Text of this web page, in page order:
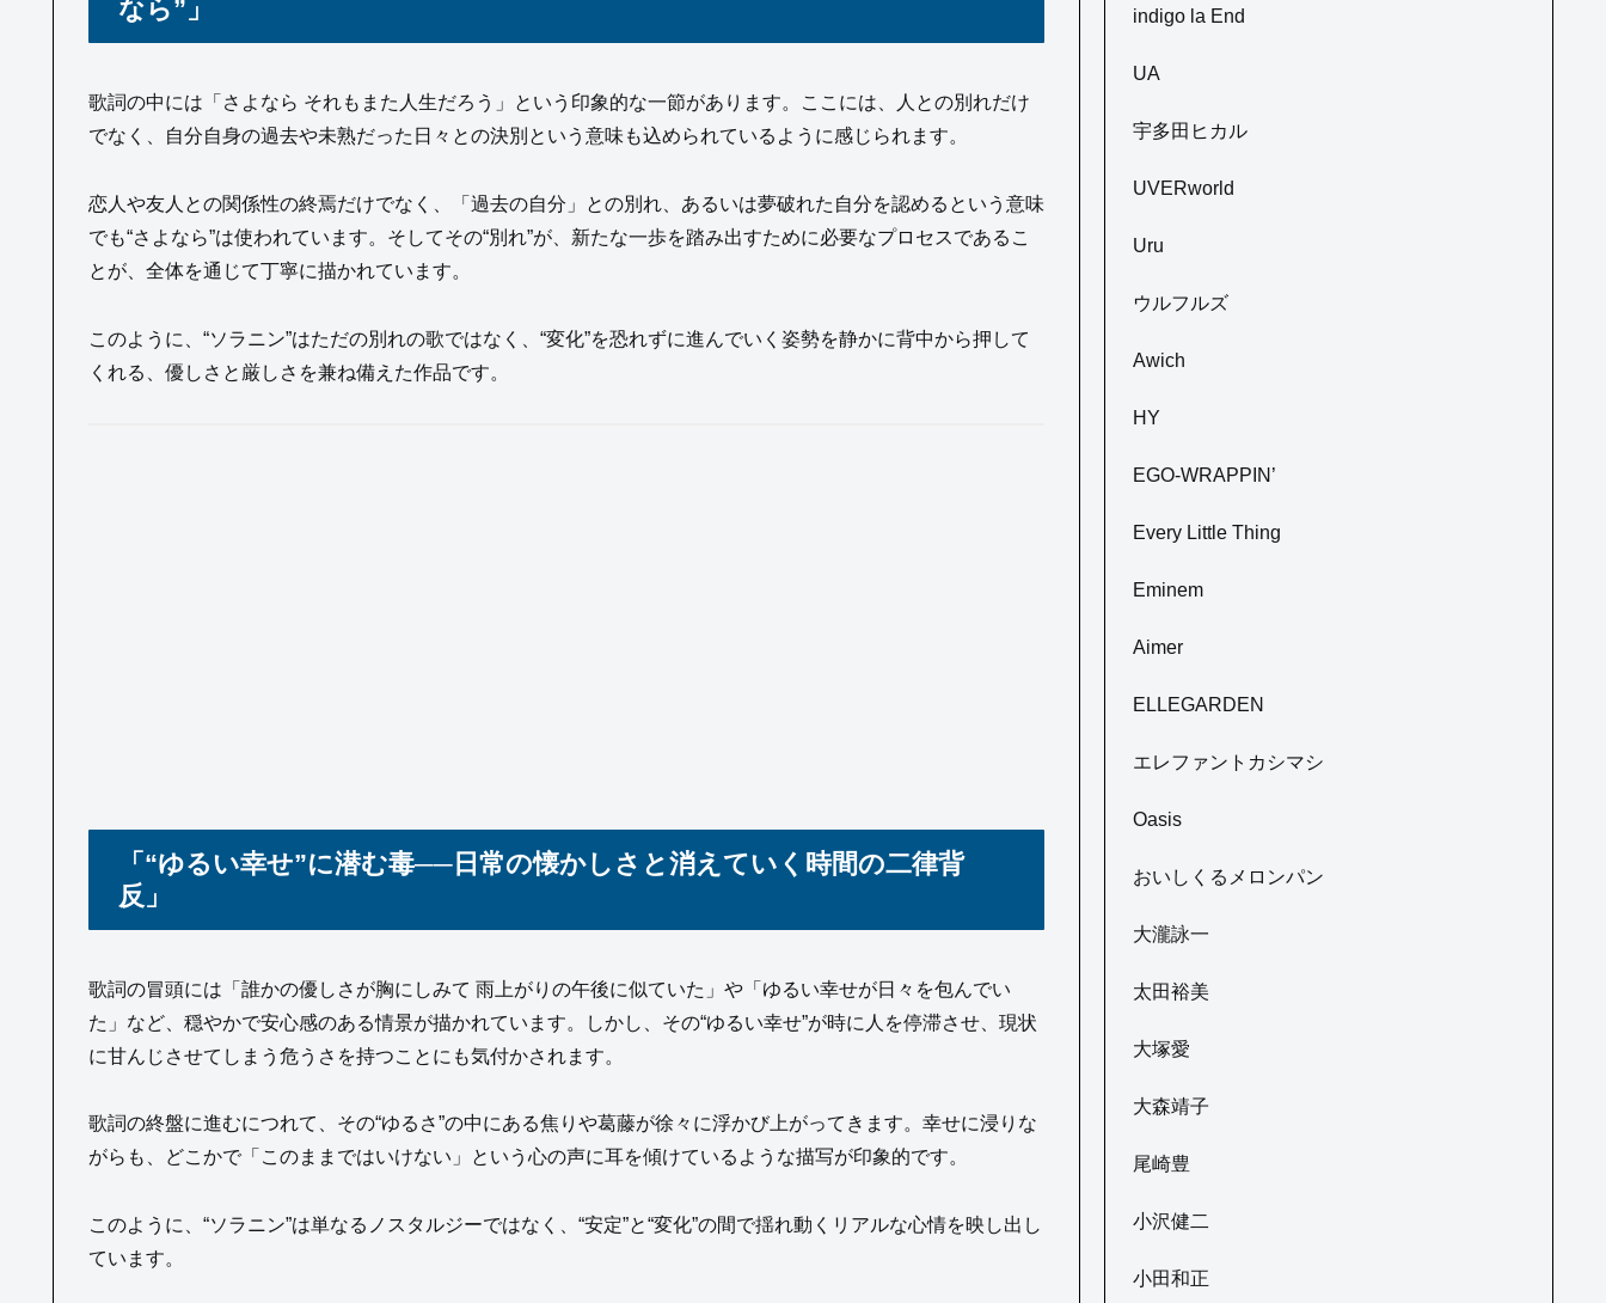
なら”」
歌詞の中には「さよなら それもまた人生だろう」という印象的な一節があります。ここには、人との別れだけ
でなく、自分自身の過去や未熟だった日々との決別という意味も込められているように感じられます。
恋人や友人との関係性の終焉だけでなく、「過去の自分」との別れ、あるいは夢破れた自分を認めるという意味
でも“さよなら”は使われています。そしてその“別れ”が、新たな一歩を踏み出すために必要なプロセスであるこ
とが、全体を通じて丁寧に描かれています。
このように、“ソラニン”はただの別れの歌ではなく、“変化”を恐れずに進んでいく姿勢を静かに背中から押して
くれる、優しさと厳しさを兼ね備えた作品です。
「“ゆるい幸せ”に潜む毒──日常の懐かしさと消えていく時間の二律背
反」
歌詞の冒頭には「誰かの優しさが胸にしみて 雨上がりの午後に似ていた」や「ゆるい幸せが日々を包んでい
た」など、穏やかで安心感のある情景が描かれています。しかし、その“ゆるい幸せ”が時に人を停滞させ、現状
に甘んじさせてしまう危うさを持つことにも気付かされます。
歌詞の終盤に進むにつれて、その“ゆるさ”の中にある焦りや葛藤が徐々に浮かび上がってきます。幸せに浸りな
がらも、どこかで「このままではいけない」という心の声に耳を傾けているような描写が印象的です。
このように、“ソラニン”は単なるノスタルジーではなく、“安定”と“変化”の間で揺れ動くリアルな心情を映し出し
ています。
indigo la End
UA
宇多田ヒカル
UVERworld
Uru
ウルフルズ
Awich
HY
EGO-WRAPPIN’
Every Little Thing
Eminem
Aimer
ELLEGARDEN
エレファントカシマシ
Oasis
おいしくるメロンパン
大瀧詠一
太田裕美
大塚愛
大森靖子
尾崎豊
小沢健二
小田和正